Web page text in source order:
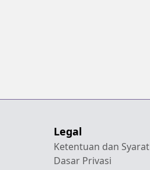
Legal
Ketentuan dan Syarat
Dasar Privasi